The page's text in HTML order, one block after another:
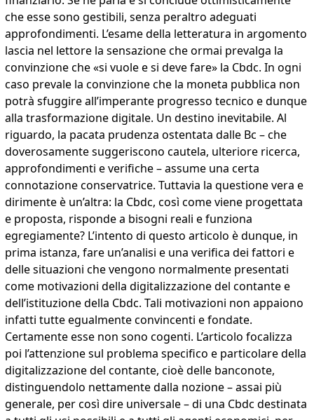
che esse sono gestibili, senza peraltro adeguati
approfondimenti. L’esame della letteratura in argomento
lascia nel lettore la sensazione che ormai prevalga la
convinzione che «si vuole e si deve fare» la Cbdc. In ogni
caso prevale la convinzione che la moneta pubblica non
potrà sfuggire all’imperante progresso tecnico e dunque
alla trasformazione digitale. Un destino inevitabile. Al
riguardo, la pacata prudenza ostentata dalle Bc – che
doverosamente suggeriscono cautela, ulteriore ricerca,
approfondimenti e verifiche – assume una certa
connotazione conservatrice. Tuttavia la questione vera e
dirimente è un’altra: la Cbdc, così come viene progettata
e proposta, risponde a bisogni reali e funziona
egregiamente? L’intento di questo articolo è dunque, in
prima istanza, fare un’analisi e una verifica dei fattori e
delle situazioni che vengono normalmente presentati
come motivazioni della digitalizzazione del contante e
dell’istituzione della Cbdc. Tali motivazioni non appaiono
infatti tutte egualmente convincenti e fondate.
Certamente esse non sono cogenti. L’articolo focalizza
poi l’attenzione sul problema specifico e particolare della
digitalizzazione del contante, cioè delle banconote,
distinguendolo nettamente dalla nozione – assai più
generale, per così dire universale – di una Cbdc destinata